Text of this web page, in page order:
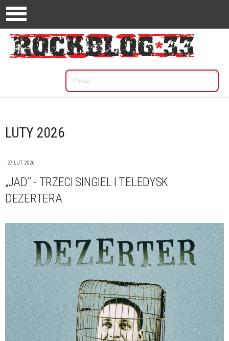
LUTY 2026
27 LUT 2026
„JAD” - TRZECI SINGIEL I TELEDYSK
DEZERTERA